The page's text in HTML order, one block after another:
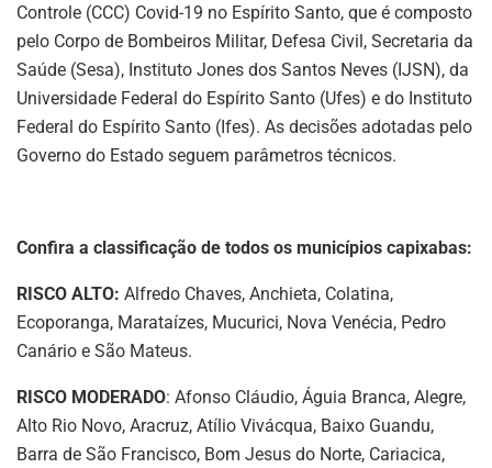
Controle (CCC) Covid-19 no Espírito Santo, que é composto
pelo Corpo de Bombeiros Militar, Defesa Civil, Secretaria da
Saúde (Sesa), Instituto Jones dos Santos Neves (IJSN), da
Universidade Federal do Espírito Santo (Ufes) e do Instituto
Federal do Espírito Santo (Ifes). As decisões adotadas pelo
Governo do Estado seguem parâmetros técnicos.
Confira a classificação de todos os municípios capixabas:
RISCO ALTO: Alfredo Chaves, Anchieta, Colatina,
Ecoporanga, Marataízes, Mucurici, Nova Venécia, Pedro
Canário e São Mateus.
RISCO MODERADO: Afonso Cláudio, Águia Branca, Alegre,
Alto Rio Novo, Aracruz, Atílio Vivácqua, Baixo Guandu,
Barra de São Francisco, Bom Jesus do Norte, Cariacica,